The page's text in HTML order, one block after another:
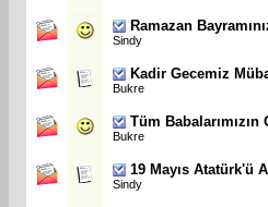
Ramazan
Sindy
Kadir Gecemiz
Bukre
Tüm Babalarımızın
Bukre
19 Mayıs Atatürk'ü
Sindy